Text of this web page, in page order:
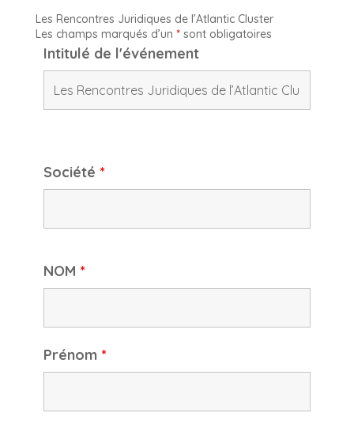
Les Rencontres Juridiques de l’Atlantic Cluster
Les champs marqués d’un *sont obligatoires
Intitulé de l'événement
Société *
NOM *
Prénom *